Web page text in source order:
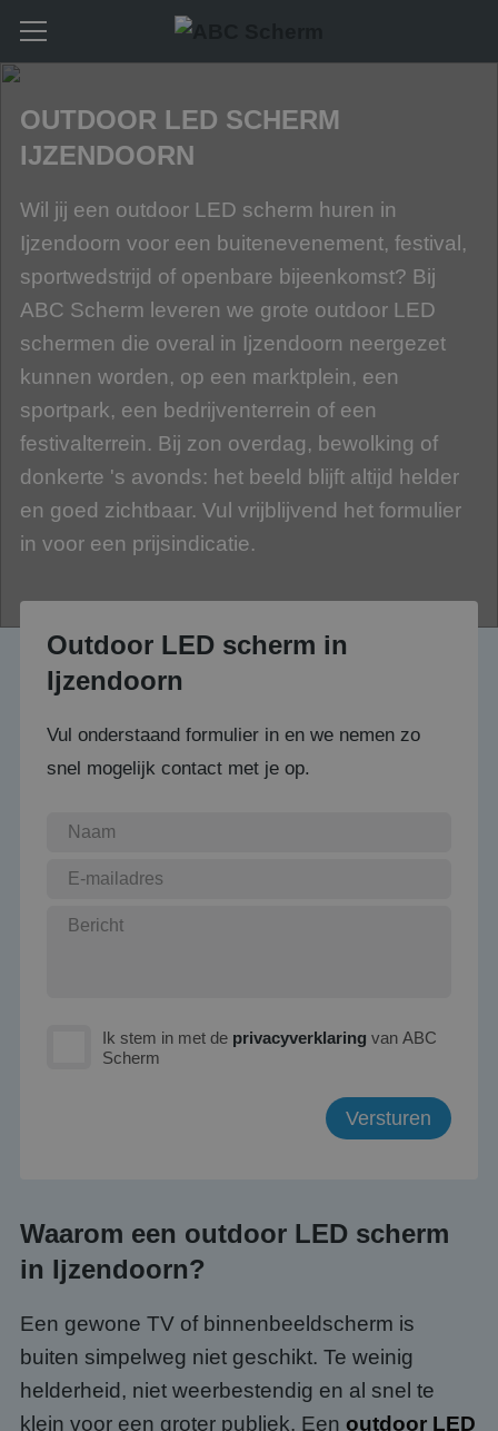
OUTDOOR LED SCHERM
IJZENDOORN
Wil jij een outdoor LED scherm huren in
Ijzendoorn voor een buitenevenement, festival,
sportwedstrijd of openbare bijeenkomst? Bij
ABC Scherm leveren we grote outdoor LED
schermen die overal in Ijzendoorn neergezet
kunnen worden, op een marktplein, een
sportpark, een bedrijventerrein of een
festivalterrein. Bij zon overdag, bewolking of
donkerte 's avonds: het beeld blijft altijd helder
en goed zichtbaar. Vul vrijblijvend het formulier
in voor een prijsindicatie.
Outdoor LED scherm in
Ijzendoorn
Vul onderstaand formulier in en we nemen zo
snel mogelijk contact met je op.
Ik stem in met de privacyverklaring van ABC
Scherm
Waarom een outdoor LED scherm
in Ijzendoorn?
Een gewone TV of binnenbeeldscherm is
buiten simpelweg niet geschikt. Te weinig
helderheid, niet weerbestendig en al snel te
klein voor een groter publiek. Een outdoor LED